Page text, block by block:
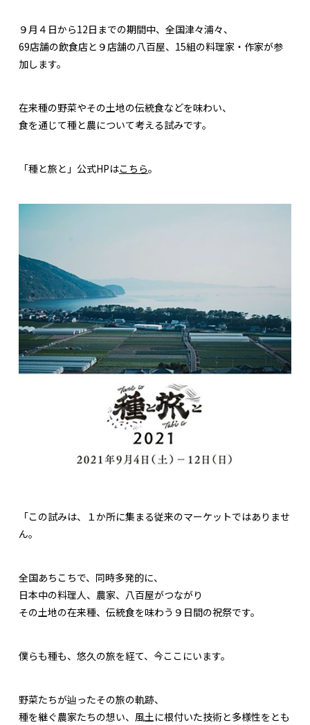
９月４日から12日までの期間中、全国津々浦々、
69店舗の飲食店と９店舗の八百屋、15組の料理家・作家が参
加します。
在来種の野菜やその土地の伝統食などを味わい、
食を通じて種と農について考える試みです。
「種と旅と」公式HPはこちら。
「この試みは、１か所に集まる従来のマーケットではありませ
ん。
全国あちこちで、同時多発的に、
日本中の料理人、農家、八百屋がつながり
その土地の在来種、伝統食を味わう９日間の祝祭です。
僕らも種も、悠久の旅を経て、今ここにいます。
野菜たちが辿ったその旅の軌跡、
種を継ぐ農家たちの想い、風土に根付いた技術と多様性をとも